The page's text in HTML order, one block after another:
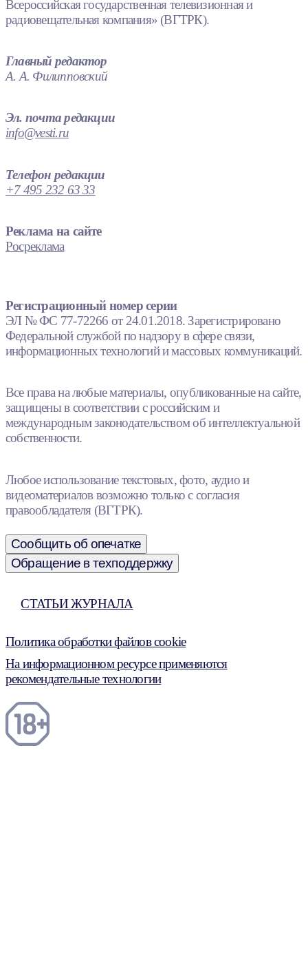
Всероссийская государственная телевизионная и
радиовещательная компания» (ВГТРК).
Главный редактор
А. А. Филипповский
Эл. почта редакции
info@vesti.ru
Телефон редакции
+7 495 232 63 33
Реклама на сайте
Росреклама
Регистрационный номер серии
ЭЛ № ФС 77-72266 от 24.01.2018. Зарегистрировано
Федеральной службой по надзору в сфере связи,
информационных технологий и массовых коммуникаций.
Все права на любые материалы, опубликованные на сайте,
защищены в соответствии с российским и
международным законодательством об интеллектуальной
собственности.
Любое использование текстовых, фото, аудио и
видеоматериалов возможно только с согласия
правообладателя (ВГТРК).
Сообщить об опечатке
Обращение в техподдержку
СТАТЬИ ЖУРНАЛА
Политика обработки файлов cookie
На информационном ресурсе применяются
рекомендательные технологии